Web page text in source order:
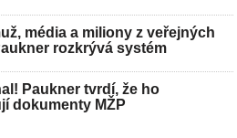
média a miliony z veřejných
rozkrývá systém
Paukner tvrdí, že ho
dokumenty MŽP